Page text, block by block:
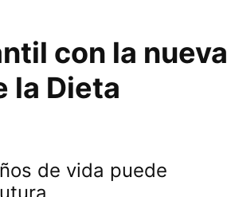
con la nueva
la Dieta
de vida puede